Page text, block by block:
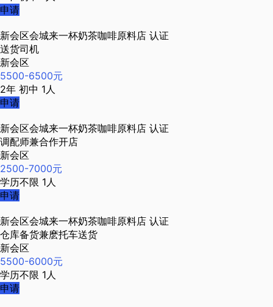
申请
新会区会城来一杯奶茶咖啡原料店 认证
送货司机
新会区
5500-6500元
2年 初中 1人
申请
新会区会城来一杯奶茶咖啡原料店 认证
调配师兼合作开店
新会区
2500-7000元
学历不限 1人
申请
新会区会城来一杯奶茶咖啡原料店 认证
仓库备货兼麽托车送货
新会区
5500-6000元
学历不限 1人
申请